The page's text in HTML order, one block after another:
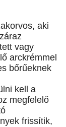
aki
vagy
arckrémmel
bőrűeknek
kell a
megfelelő
frissítik,